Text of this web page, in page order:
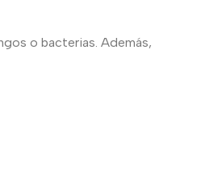
o bacterias. Además,